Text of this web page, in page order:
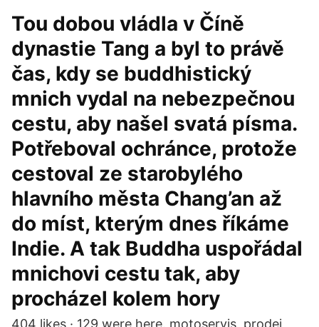
Tou dobou vládla v Číně
dynastie Tang a byl to právě
čas, kdy se buddhistický
mnich vydal na nebezpečnou
cestu, aby našel svatá písma.
Potřeboval ochránce, protože
cestoval ze starobylého
hlavního města Chang’an až
do míst, kterým dnes říkáme
Indie. A tak Buddha uspořádal
mnichovi cestu tak, aby
procházel kolem hory
404 likes · 129 were here. motoservis, prodej